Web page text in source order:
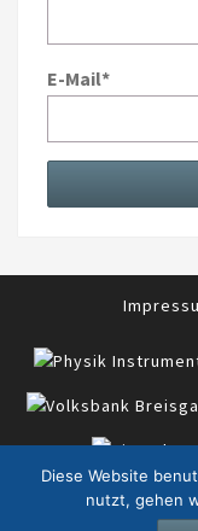
E-Mail*
TTC
Diese Website
nutzt, gehen